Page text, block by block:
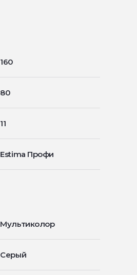
160
80
11
Estima Профи
Мультиколор
Серый